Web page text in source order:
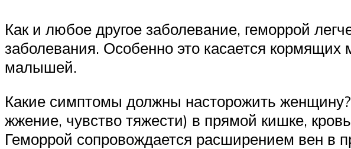
Как и любое другое заболевание, геморрой
заболевания. Особенно это касается кормящих
малышей.
Какие симптомы должны насторожить
жжение, чувство тяжести) в прямой кишке,
Геморрой сопровождается расширением вен в